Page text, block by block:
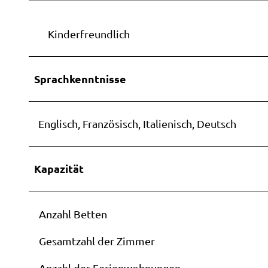
Kinderfreundlich
Sprachkenntnisse
Englisch, Französisch, Italienisch, Deutsch
Kapazität
Anzahl Betten
Gesamtzahl der Zimmer